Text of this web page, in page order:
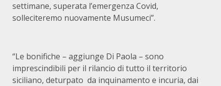
settimane, superata l’emergenza Covid,
solleciteremo nuovamente Musumeci”.
“Le bonifiche – aggiunge Di Paola – sono
imprescindibili per il rilancio di tutto il territorio
siciliano, deturpato da inquinamento e incuria, dai